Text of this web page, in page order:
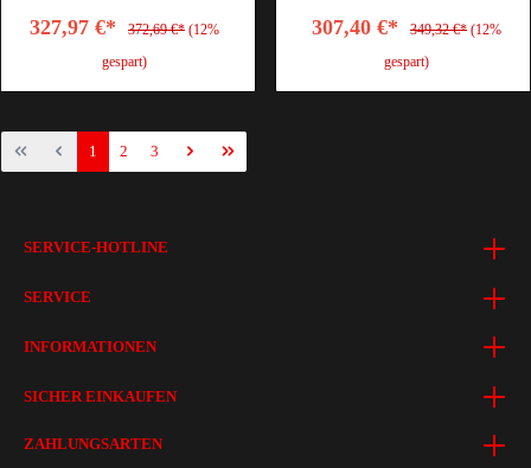
327,97 €* 372,69 €* (12%
gespart)
307,40 €* 349,32 €* (12%
gespart)
1 2 3
SERVICE-HOTLINE
SERVICE
INFORMATIONEN
SICHER EINKAUFEN
ZAHLUNGSARTEN